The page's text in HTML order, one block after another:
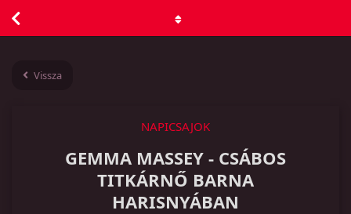
Vissza
NAPICSAJOK
GEMMA MASSEY - CSÁBOS
TITKÁRNŐ BARNA
HARISNYÁBAN